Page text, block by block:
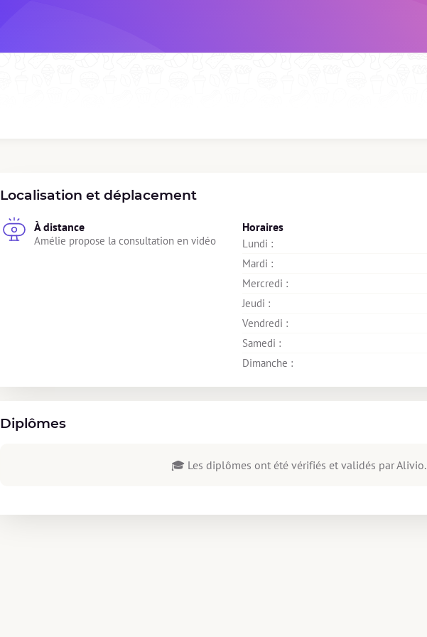
Localisation et déplacement
À distance
Amélie propose la consultation en vidéo
Horaires
Lundi :
Mardi :
Mercredi :
Jeudi :
Vendredi :
Samedi :
Dimanche :
Diplômes
🎓 Les diplômes ont été vérifiés et validés par Alivio.